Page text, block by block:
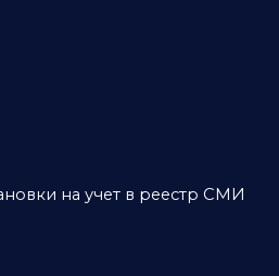
на учет в реестр СМИ